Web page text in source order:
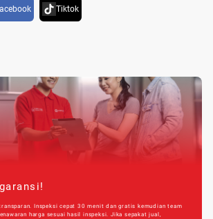
Tiktok
Inspeksi cepat 30 menit dan gratis kemudian team
harga sesuai hasil inspeksi. Jika sepakat jual,